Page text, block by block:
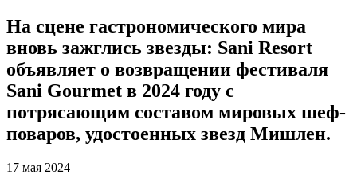
На сцене гастрономического мира
вновь зажглись звезды: Sani Resort
объявляет о возвращении фестиваля
Sani Gourmet в 2024 году с
потрясающим составом мировых шеф-
поваров, удостоенных звезд Мишлен.
17 мая 2024